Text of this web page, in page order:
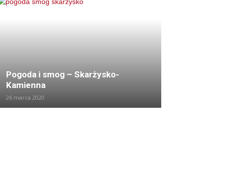
Pogoda i smog – Skarżysko-
Kamienna
26 marca 2020